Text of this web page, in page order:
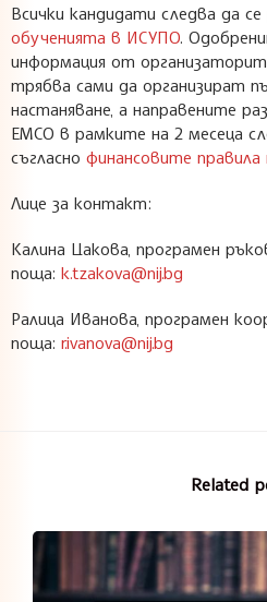
Всички кандидати следва да
обученията в ИСУПО.
информация от
трябва сами да организират
настаняване, а направените
ЕМСО в рамките на 2 месеца
съгласно финансовите
Лице за контакт:
Калина Цакова, програмен
поща: k.tzakova@nij.bg
Ралица Иванова, програмен
поща: r.ivanova@nij.bg
Related